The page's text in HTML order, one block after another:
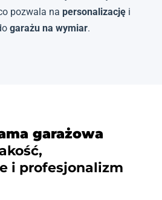
pozwala na personalizację i
garażu na wymiar.
garażowa
i profesjonalizm